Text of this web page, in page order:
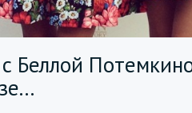
Беллой